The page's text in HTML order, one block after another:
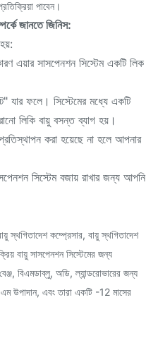
পাবেন।
জানতে জিনিস:
এয়ার সাসপেনশন সিস্টেম একটি লিক
ফলে। সিস্টেমের মধ্যে একটি
লিকি বায়ু বসন্ত ব্যাগ হয়।
করা হয়েছে না হলে আপনার
সিস্টেম বজায় রাখার জন্য আপনি
স্থগিতাদেশ কম্প্রেসার, বায়ু স্থগিতাদেশ
বায়ু সাসপেনশন সিস্টেমের জন্য
বিএমডাব্লু, অডি, ল্যান্ডরোভারের জন্য
উপাদান, এবং তারা একটি -12 মাসের